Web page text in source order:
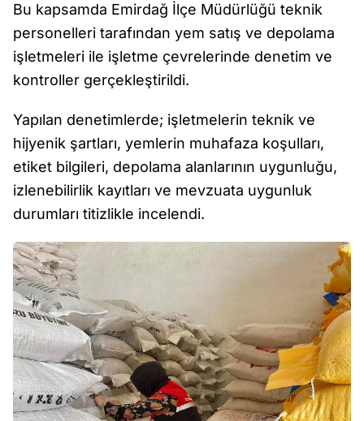
Bu kapsamda Emirdağ İlçe Müdürlüğü teknik
personelleri tarafından yem satış ve depolama
işletmeleri ile işletme çevrelerinde denetim ve
kontroller gerçekleştirildi.
Yapılan denetimlerde; işletmelerin teknik ve
hijyenik şartları, yemlerin muhafaza koşulları,
etiket bilgileri, depolama alanlarının uygunluğu,
izlenebilirlik kayıtları ve mevzuata uygunluk
durumları titizlikle incelendi.